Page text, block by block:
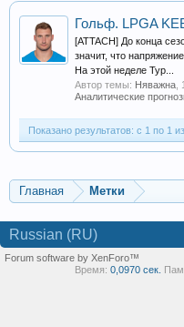
Гольф. LPGA
[ATTACH] До конца
значит, что
На этой неделе Тур...
Автор темы: Няважна
Аналитические
Показано результатов: с 1 по 1 из
Главная Метки
Russian (RU)
Forum software by XenForo™
Время: 0,0970 сек.